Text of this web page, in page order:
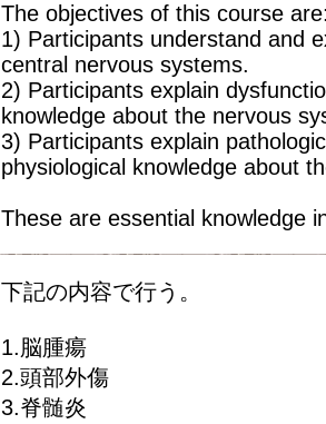
The objectives of this course
1) Participants understand and
central nervous systems.
2) Participants explain
knowledge about the nervous
3) Participants explain
physiological knowledge about
These are essential knowledge
下記の内容で行う。
1.脳腫瘍
2.頭部外傷
3.脊髄炎